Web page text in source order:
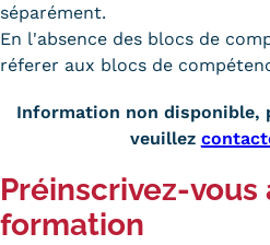
séparément.
En l'absence des blocs de
réferer aux blocs de
Information non disponible,
veuillez
Préinscrivez-
formation